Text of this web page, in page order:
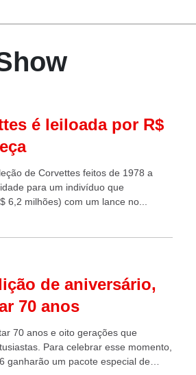
é leiloada por R$
de Corvettes feitos de 1978 a
para um indivíduo que
6,2 milhões) com um lance no...
de aniversário,
70 anos
70 anos e oito gerações que
Para celebrar esse momento,
ganharão um pacote especial de